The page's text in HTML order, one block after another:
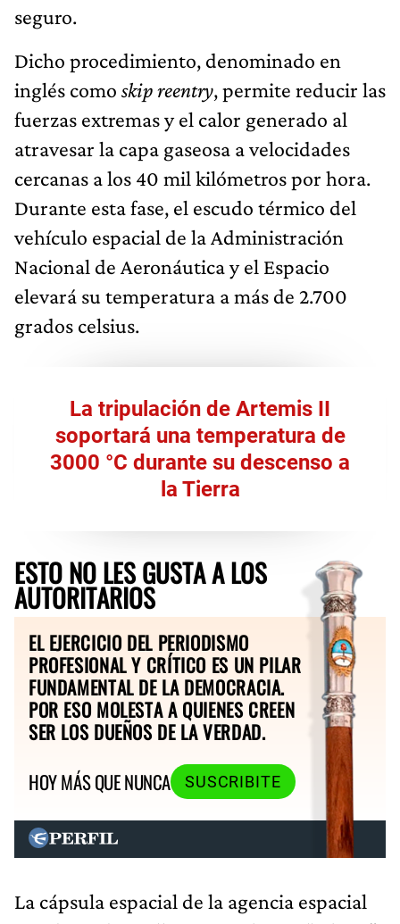
seguro.
Dicho procedimiento, denominado en
inglés como skip reentry, permite reducir las
fuerzas extremas y el calor generado al
atravesar la capa gaseosa a velocidades
cercanas a los 40 mil kilómetros por hora.
Durante esta fase, el escudo térmico del
vehículo espacial de la Administración
Nacional de Aeronáutica y el Espacio
elevará su temperatura a más de 2.700
grados celsius.
La tripulación de Artemis II
soportará una temperatura de
3000 °C durante su descenso a
la Tierra
ESTO NO LES GUSTA A LOS
AUTORITARIOS
EL EJERCICIO DEL PERIODISMO
PROFESIONAL Y CRÍTICO ES UN PILAR
FUNDAMENTAL DE LA DEMOCRACIA.
POR ESO MOLESTA A QUIENES CREEN
SER LOS DUEÑOS DE LA VERDAD.
HOY MÁS QUE NUNCA
SUSCRIBITE
La cápsula espacial de la agencia espacial